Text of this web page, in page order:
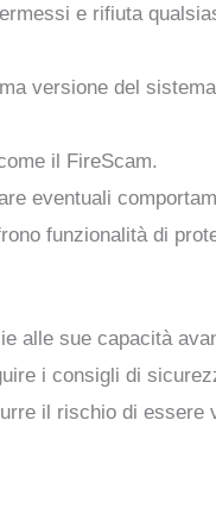
e rifiuta
versione del
il FireScam.
eventuali
funzionalità di
alle sue capacità
i consigli di
il rischio di essere